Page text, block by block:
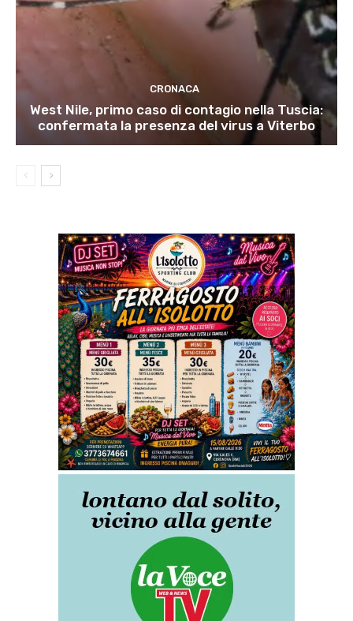
CRONACA
West Nile, primo caso di contagio nella Tuscia:
confermata la presenza del virus a Viterbo